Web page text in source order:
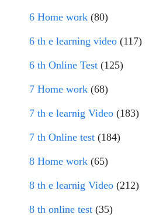
6 Home work (80)
6 th e learning video (117)
6 th Online Test (125)
7 Home work (68)
7 th e learnig Video (183)
7 th Online test (184)
8 Home work (65)
8 th e learnig Video (212)
8 th online test (35)